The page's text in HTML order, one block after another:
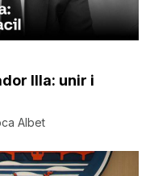
Illa: unir i
Albet